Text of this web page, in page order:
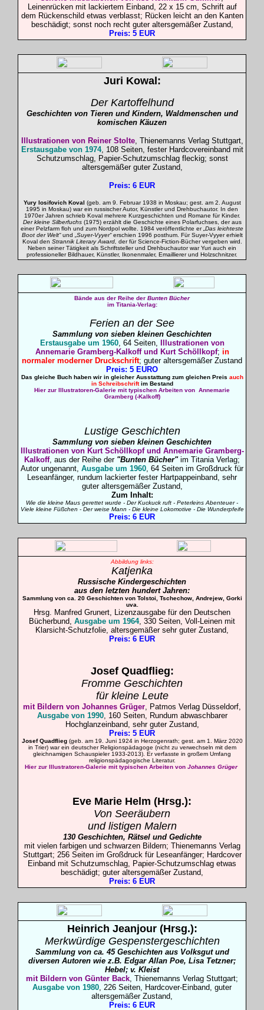
Leinenrücken mit lackiertem Einband, 22 x 15 cm, Schrift auf
dem Rückenschild etwas verblasst; Rücken leicht an den Kanten
beschädigt; sonst noch recht guter altersgemäßer Zustand,
Preis: 5 EUR
Juri Kowal :
Der Kartoffelhund
Geschichten von Tieren und Kindern, Waldmenschen und
komischen Käuzen
llustrationen von Reiner Stolte, Thienemanns Verlag Stuttgart,
Erstausgabe von 1974, 108 Seiten, fester Hardcovereinband mit
Schutzumschlag, Papier-Schutzumschlag fleckig; sonst
altersgemäßer guter Zustand,
Preis: 6 EUR
Yury Iosifovich Koval (geb. am 9. Februar 1938 in Moskau; gest. am 2. August
1995 in Moskau) war ein russischer Autor, Künstler und Drehbuchautor. In den
1970er Jahren schrieb Koval mehrere Kurzgeschichten und Romane für Kinder.
Der kleine Silberfuchs (1975) erzählt die Geschichte eines Polarfuchses, der aus
einer Pelzfarm floh und zum Nordpol wollte. 1984 veröffentlichte er „Das leichteste
Boot der Welt“und „Suyer-Vyyer“erschien 1996 posthum. Für Suyer-Vyyer erhielt
Koval den Strannik Literary Award, der für Science-Fiction-Bücher vergeben wird.
Neben seiner Tätigkeit als Schriftsteller und Drehbuchautor war Yuri auch ein
professioneller Bildhauer, Künstler, Ikonenmaler, Emaillierer und Holzschnitzer.
Bände aus der Reihe der Bunten Bücher
im Titania-Verlag:
Ferien an der See
Sammlung von sieben kleinen Geschichten
Erstausgabe um 1960, 64 Seiten,
Illustrationen von
Annemarie Gramberg-Kalkoff und Kurt Schöllkopf; in
normaler moderner Druckschrift; guter altersgemäßer Zustand
Preis: 5 EURO
Das gleiche Buch haben wir in gleicher Ausstattung zum gleichen Preis auch
in Schreibschriftim Bestand
Hier zur Illustratoren-Galerie mit typischen Arbeiten von Annemarie
Gramberg (-Kalkoff)
Lustige Geschichten
Sammlung von sieben kleinen Geschichten
llustrationen von Kurt Schöllkopf und Annemarie Gramberg-
Kalkoff, aus der Reihe der "Bunten Bücher"im Titania Verlag;
Autor ungenannt, Ausgabe um 1960, 64 Seiten im Großdruck für
Leseanfänger, rundum lackierter fester Hartpappeinband, sehr
guter altersgemäßer Zustand,
Zum Inhalt:
Wie die kleine Maus gerettet wurde - Der Kuckuck ruft - Peterleins Abenteuer -
Viele kleine Füßchen - Der weise Mann - Die kleine Lokomotive - Die Wunderpfeife
Preis: 6 EUR
Abbildung links:
Katjenka
Russische Kindergeschichten
aus den letzten hundert Jahren:
Sammlung von ca. 20 Geschichten von Tolstoi, Tschechow, Andrejew, Gorki
uva.
Hrsg. Manfred Grunert, Lizenzausgabe für den Deutschen
Bücherbund, Ausgabe um 1964, 330 Seiten, Voll-Leinen mit
Klarsicht-Schutzfolie, altersgemäßer sehr guter Zustand,
Preis: 6 EUR
Josef Quadflieg:
Fromme Geschichten
für kleine Leute
mit Bildern von Johannes Grüger, Patmos Verlag Düsseldorf,
Ausgabe von 1990, 160 Seiten, Rundum abwaschbarer
Hochglanzeinband, sehr guter Zustand,
Preis: 5 EUR
Josef Quadflieg(geb. am 19. Juni 1924 in Herzogenrath; gest. am 1. März 2020
in Trier) war ein deutscher Religionspädagoge (nicht zu verwechseln mit dem
gleichnamigen Schauspieler 1933-2013). Er verfasste in großem Umfang
religionspädagogische Literatur.
Hier zur Illustratoren-Galerie mit typischen Arbeiten von Johannes Grüger
Eve Marie Helm (Hrsg.):
Von Seeräubern
und listigen Malern
130 Geschichten, Rätsel und Gedichte
mit vielen farbigen und schwarzen Bildern; Thienemanns Verlag
Stuttgart; 256 Seiten im Großdruck für Leseanfänger; Hardcover
Einband mit Schutzumschlag, Papier-Schutzumschlag etwas
beschädigt; guter altersgemäßer Zustand,
Preis: 6 EUR
Heinrich Jeanjour(Hrsg.):
Merkwürdige Gespenstergeschichten
Sammlung von ca. 45 Geschichten aus Volksgut und
diversen Autoren wie z.B. Edgar Allan Poe, Lisa Tetzner;
Hebel; v. Kleist
mit Bildern von Günter Back, Thienemanns Verlag Stuttgart;
Ausgabe von 1980, 226 Seiten, Hardcover-Einband, guter
altersgemäßer Zustand,
Preis: 6 EUR